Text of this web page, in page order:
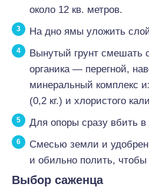
около 12 кв. метров.
На дно ямы уложить
Вынутый грунт смешать
органика — перегной,
минеральный комплекс
(0,2 кг.) и хлористого
Для опоры сразу вбить
Смесью земли и
и обильно полить,
Выбор саженца